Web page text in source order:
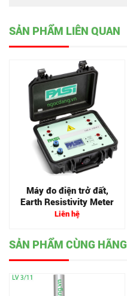
SẢN PHẨM LIÊN QUAN
Máy đo điện trở đất,
Earth Resistivity Meter
Liên hệ
SẢN PHẨM CÙNG HÃNG